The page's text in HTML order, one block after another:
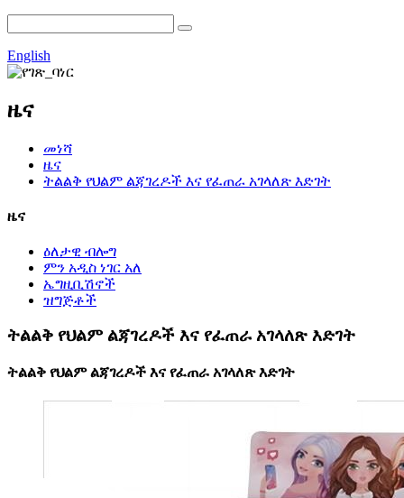
English
ዜና
መነሻ
ዜና
ትልልቅ የህልም ልጃገረዶች እና የፈጠራ አገላለጽ እድገት
ዜና
ዕለታዊ ብሎግ
ምን አዲስ ነገር አለ
ኤግዚቢሽኖች
ዝግጅቶች
ትልልቅ የህልም ልጃገረዶች እና የፈጠራ አገላለጽ እድገት
ትልልቅ የህልም ልጃገረዶች እና የፈጠራ አገላለጽ እድገት